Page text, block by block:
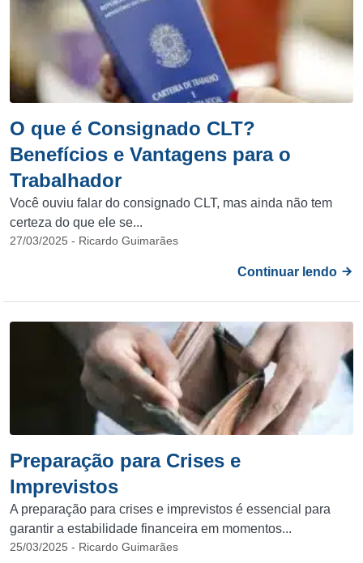
O que é Consignado CLT?
Benefícios e Vantagens para o
Trabalhador
Você ouviu falar do consignado CLT, mas ainda não tem
certeza do que ele se...
27/03/2025 - Ricardo Guimarães
Continuar lendo
Preparação para Crises e
Imprevistos
A preparação para crises e imprevistos é essencial para
garantir a estabilidade financeira em momentos...
25/03/2025 - Ricardo Guimarães